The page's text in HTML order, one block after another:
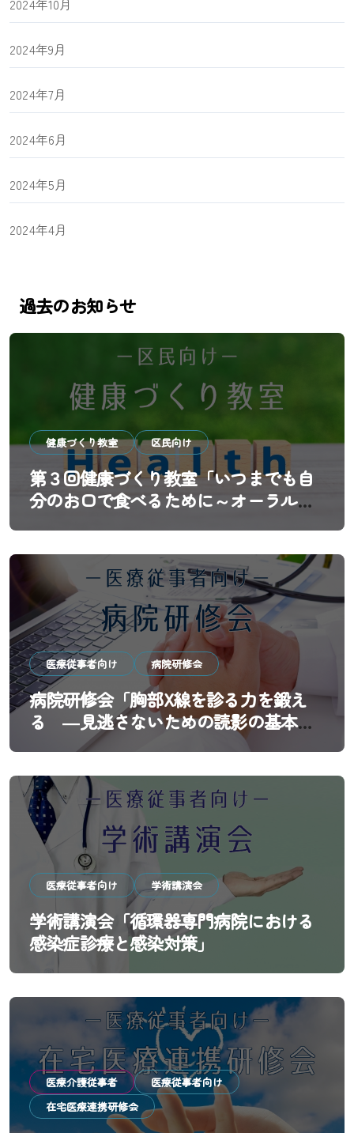
2024年10月
2024年9月
2024年7月
2024年6月
2024年5月
2024年4月
過去のお知らせ
健康づくり教室 区民向け
第３回健康づくり教室「いつまでも自
分のお口で食べるために～オーラルフ
医療従事者向け 病院研修会
病院研修会「胸部X線を診る力を鍛え
る ―見逃さないための読影の基本と
実践―」
医療従事者向け 学術講演会
学術講演会「循環器専門病院における
感染症診療と感染対策」
医療介護従事者
医療従事者向け
在宅医療連携研修会